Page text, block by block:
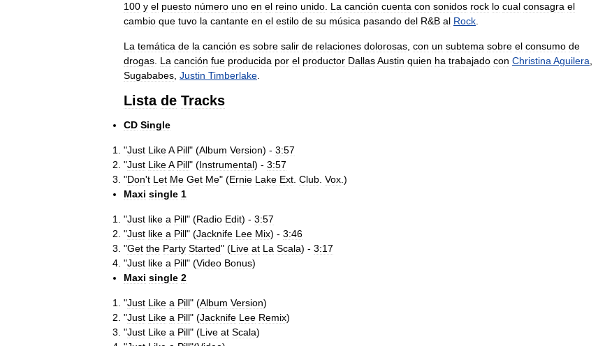
100 y el puesto número uno en el reino unido La canción cuenta con sonidos rock lo cual consagra el
cambio que tuvo la cantante en el estilo de su música pasando del R&B al Rock
La temática de la canción es sobre salir de relaciones dolorosas con un subtema sobre el consumo de
drogas La canción fue producida por el productor DallasAustin quien ha trabajado con Christina Aguilera
Sugababes Justin Timberlake
Lista de Tracks
CD Single
"Just LikeA Pill" (Album Version) - 3:57
"Just LikeA Pill" (Instrumental) - 3:57
"Don't Let Me Get Me" (Ernie Lake Ext Club Vox .)
Maxi single 1
"Just like a Pill" (Radio Edit) - 3:57
"Just like a Pill" (Jacknife Lee Mix) - 3:46
"Get the Party Started" (Live at La Scala) - 3:17
"Just like a Pill" (Video Bonus)
Maxi single 2
"Just Like a Pill" (Album Version)
"Just Like a Pill" (Jacknife Lee Remix)
"Just Like a Pill" (Live at Scala)